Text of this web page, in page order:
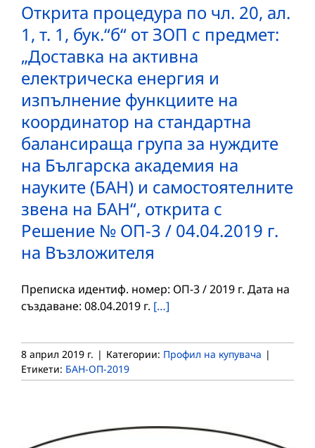
Открита процедура по чл. 20, ал.
1, т. 1, бук.“б“ от ЗОП с предмет:
„Доставка на активна
електрическа енергия и
изпълнение функциите на
координатор на стандартна
балансираща група за нуждите
на Българска академия на
науките (БАН) и самостоятелните
звена на БАН“, открита с
Решение № ОП-3 / 04.04.2019 г.
на Възложителя
Преписка идентиф. номер: ОП-3 / 2019 г. Дата на
създаване: 08.04.2019 г. […]
8 април 2019 г. | Категории: Профил на купувача |
Етикети: БАН-ОП-2019